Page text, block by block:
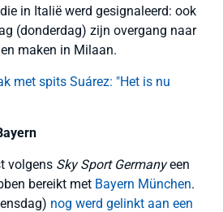
in Italië werd gesignaleerd: ook
(donderdag) zijn overgang naar
maken in Milaan.
met spits Suárez: "Het is nu
volgens Sky Sport Germanyeen
bereikt met Bayern München.
nog werd gelinkt aan een